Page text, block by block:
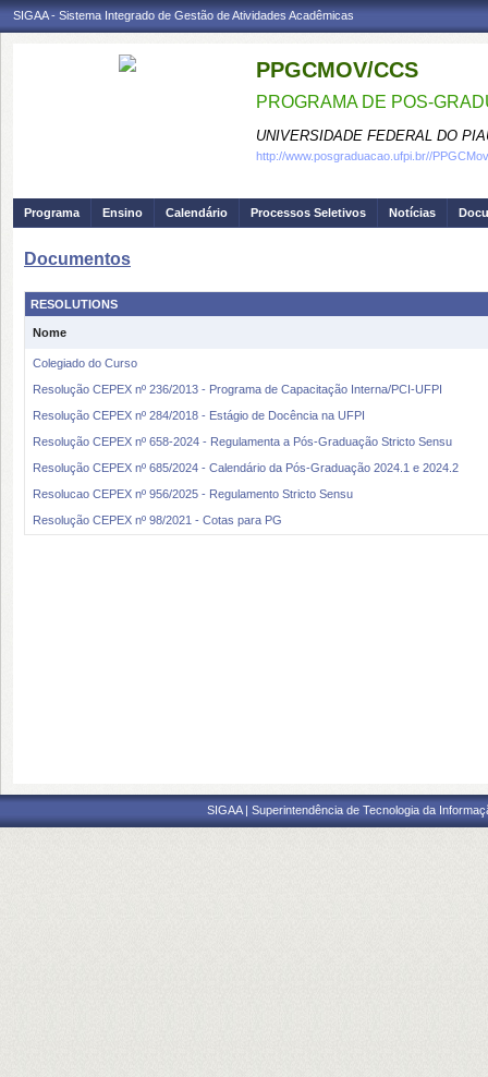
SIGAA - Sistema Integrado de Gestão de Atividades Acadêmicas
PPGCMOV/CCS
PROGRAMA DE POS-
UNIVERSIDADE FEDERAL DO
http://www.posgraduacao.ufpi.br//
Programa Ensino Calendário Processos Seletivos Notícias
Documentos
RESOLUTIONS
Nome
Colegiado do Curso
Resolução CEPEX nº 236/2013 - Programa de Capacitação Interna/PCI-UFPI
Resolução CEPEX nº 284/2018 - Estágio de Docência na UFPI
Resolução CEPEX nº 658-2024 - Regulamenta a Pós-Graduação Stricto Sensu
Resolução CEPEX nº 685/2024 - Calendário da Pós-Graduação 2024.1 e 2024.2
Resolucao CEPEX nº 956/2025 - Regulamento Stricto Sensu
Resolução CEPEX nº 98/2021 - Cotas para PG
SIGAA | Superintendência de Tecnologia da